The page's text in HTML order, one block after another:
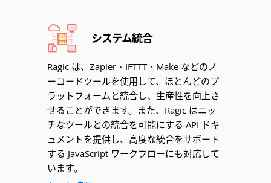
システム統合
Ragic は、Zapier、IFTTT、Make などのノ
ーコードツールを使用して、ほとんどのプ
ラットフォームと統合し、生産性を向上さ
せることができます。また、Ragic はニッ
チなツールとの統合を可能にする API ドキ
ュメントを提供し、高度な統合をサポート
する JavaScript ワークフローにも対応して
います。